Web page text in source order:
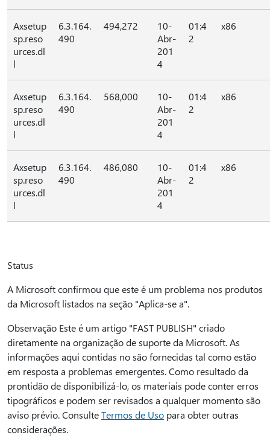
Axsetup
sp.reso
urces.dl
l
6.3.164.
490
494,272
10-
Abr-
201
4
01:4
2
x86
Axsetup
sp.reso
urces.dl
l
6.3.164.
490
568,000
10-
Abr-
201
4
01:4
2
x86
Axsetup
sp.reso
urces.dl
l
6.3.164.
490
486,080
10-
Abr-
201
4
01:4
2
x86
Status
A Microsoft confirmou que este é um problema nos produtos
da Microsoft listados na seção "Aplica-se a".
Observação Este é um artigo "FAST PUBLISH" criado
diretamente na organização de suporte da Microsoft. As
informações aqui contidas no são fornecidas tal como estão
em resposta a problemas emergentes. Como resultado da
prontidão de disponibilizá-lo, os materiais pode conter erros
tipográficos e podem ser revisados a qualquer momento são
aviso prévio. ConsulteTermos de Uso para obter outras
considerações.